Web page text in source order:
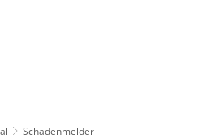
Schadenmelder